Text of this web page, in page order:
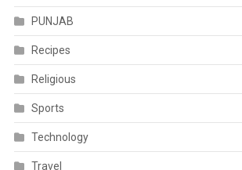
PUNJAB
Recipes
Religious
Sports
Technology
Travel